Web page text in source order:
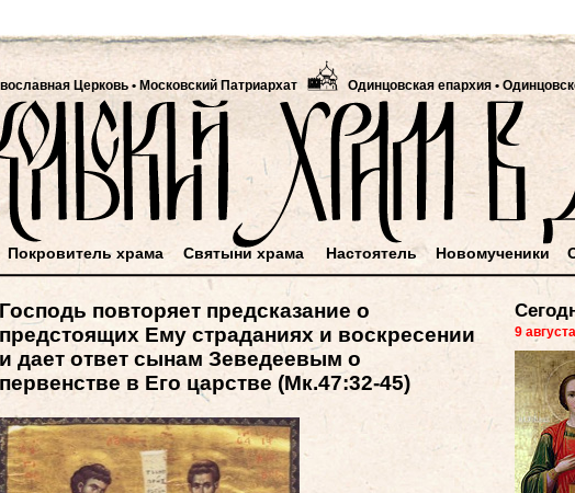
Церковь •Московский Патриархат Одинцовская епархия •
Покровитель храма Святыни храма Новомученики
Настоятель
Господь повторяет предсказание о
предстоящих Ему страданиях и воскресении
и дает ответ сынам Зеведеевым о
первенстве в Его царстве (Мк.47:32-45)
9